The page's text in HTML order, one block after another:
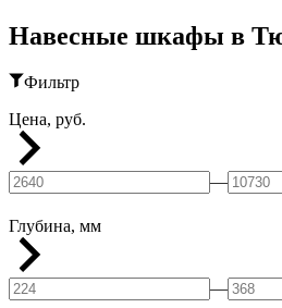
Навесные шкафы в
Фильтр
Цена, руб.
—
Глубина, мм
—